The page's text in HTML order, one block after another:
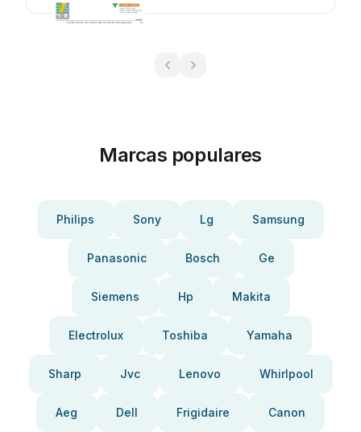
usuario
Marcas populares
Philips Sony Lg Samsung
Panasonic Bosch Ge
Siemens Hp Makita
Electrolux Toshiba Yamaha
Sharp Jvc Lenovo Whirlpool
Aeg Dell Frigidaire Canon